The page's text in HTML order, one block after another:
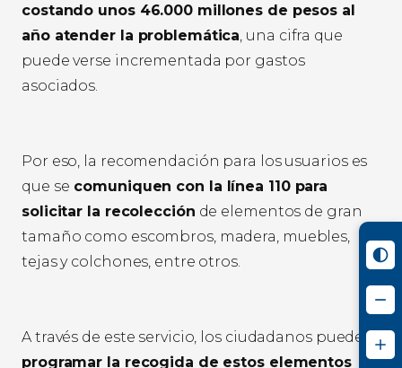
costando unos 46.000 millones de pesos al
año atender la problemática, una cifra que
puede verse incrementada por gastos
asociados.
Por eso, la recomendación para los usuarios es
que se comuniquen con la línea 110 para
solicitar la recolección de elementos de gran
tamaño como escombros, madera, muebles,
tejas y colchones, entre otros.
A través de este servicio, los ciudadanos pueden
programar la recogida de estos elementos